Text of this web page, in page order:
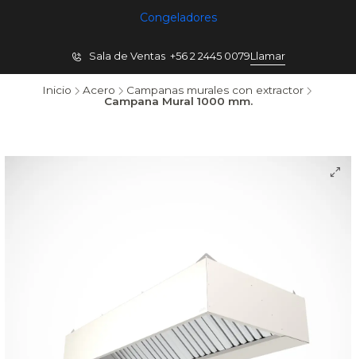
Congeladores
Sala de Ventas +56 2 2445 0079Llamar
Inicio Acero
Campanas murales con extractor
Campana Mural 1000 mm.